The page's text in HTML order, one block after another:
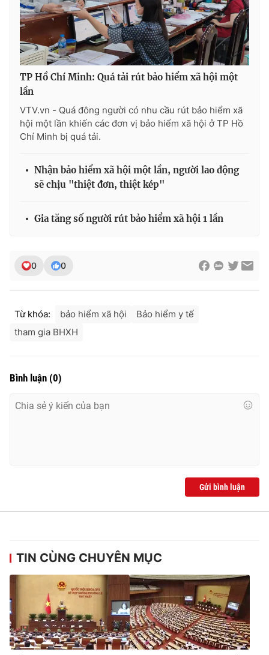
TP Hồ Chí Minh: Quá tải rút bảo hiểm xã hội một
lần
VTV.vn - Quá đông người có nhu cầu rút bảo hiểm xã
hội một lần khiến các đơn vị bảo hiểm xã hội ở TP Hồ
Chí Minh bị quá tải.
Nhận bảo hiểm xã hội một lần, người lao động
sẽ chịu "thiệt đơn, thiệt kép"
Gia tăng số người rút bảo hiểm xã hội 1 lần
0 0
Từ khóa: bảo hiểm xã hội
Bảo hiểm y tế
tham gia BHXH
Bình luận (0)
Gửi bình luận
TIN CÙNG CHUYÊN MỤC